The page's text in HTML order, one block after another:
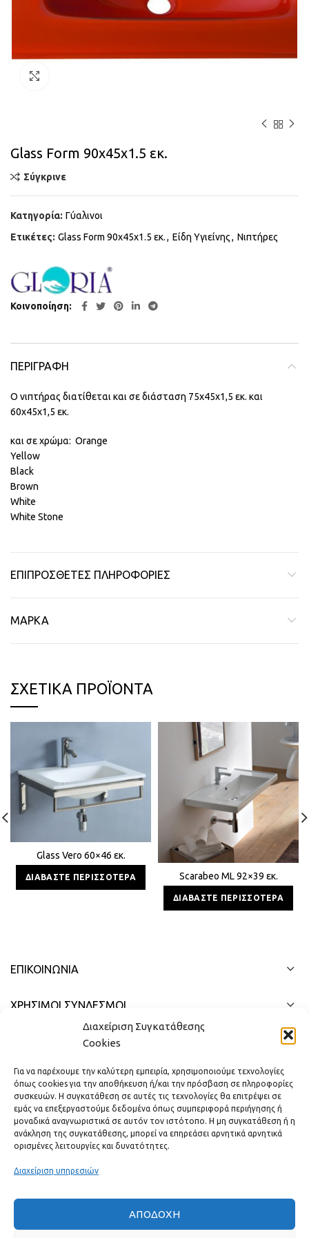
Διαχείριση Συγκατάθεσης
Cookies
Για να παρέχουμε την καλύτερη εμπειρία, χρησιμοποιούμε τεχνολογίες
όπως cookies για την αποθήκευση ή/και την πρόσβαση σε πληροφορίες
συσκευών. Η συγκατάθεση σε αυτές τις τεχνολογίες θα επιτρέψει σε
εμάς να επεξεργαστούμε δεδομένα όπως συμπεριφορά περιήγησης ή
μοναδικά αναγνωριστικά σε αυτόν τον ιστότοπο. Η μη συγκατάθεση ή η
ανάκληση της συγκατάθεσης, μπορεί να επηρεάσει αρνητικά αρνητικά
ορισμένες λειτουργίες και δυνατότητες.
Διαχείριση υπηρεσιών
ΑΠΟΔΟΧΉ
Glass Form 90x45x1.5 εκ.
Σύγκρινε
Κατηγορία: Γύαλινοι
Ετικέτες: Glass Form 90x45x1.5 εκ., Είδη Υγιείνης, Νιπτήρες
Κοινοποίηση
ΠΕΡΙΓΡΑΦΉ
Ο νιπτήρας διατίθεται και σε διάσταση 75χ45χ1,5 εκ. και
60χ45χ1,5 εκ.
και σε χρώμα: Orange
Yellow
Black
Brown
White
White Stone
ΕΠΙΠΡΌΣΘΕΤΕΣ ΠΛΗΡΟΦΟΡΊΕΣ
ΜΆΡΚΑ
ΣΧΕΤΙΚΆ ΠΡΟΪΌΝΤΑ
Glass Vero 60×46 εκ.
ΔΙΑΒΆΣΤΕ ΠΕΡΙΣΣΌΤΕΡΑ Scarabeo ML 92×39 εκ.
ΔΙΑΒΆΣΤΕ ΠΕΡΙΣΣΌΤΕΡΑ
ΕΠΙΚΟΙΝΩΝΊΑ
ΧΡΗΣΙΜΟΙ ΣΥΝΔΕΣΜΟΙ
ΓΡΉΓΟΡΟ ΜΕΝΟΎ
Πραγματικές κριτικές πελατών